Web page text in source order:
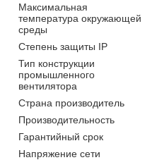
Максимальная
температура окружающей
среды
Степень защиты IP
Тип конструкции
промышленного
вентилятора
Страна производитель
Производительность
Гарантийный срок
Напряжение сети